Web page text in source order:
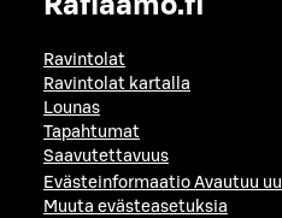
Raflaamo.fi
Ravintolat
Ravintolat kartalla
Lounas
Tapahtumat
Saavutettavuus
Evästeinformaatio Avautuu
Muuta evästeasetuksia